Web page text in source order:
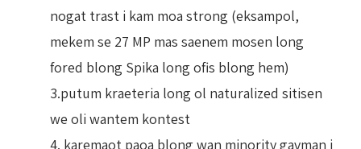
nogat trast i kam moa strong (eksampol,
mekem se 27 MP mas saenem mosen long
fored blong Spika long ofis blong hem)
3.putum kraeteria long ol naturalized sitisen
we oli wantem kontest
4. karemaot paoa blong wan minority gavman i